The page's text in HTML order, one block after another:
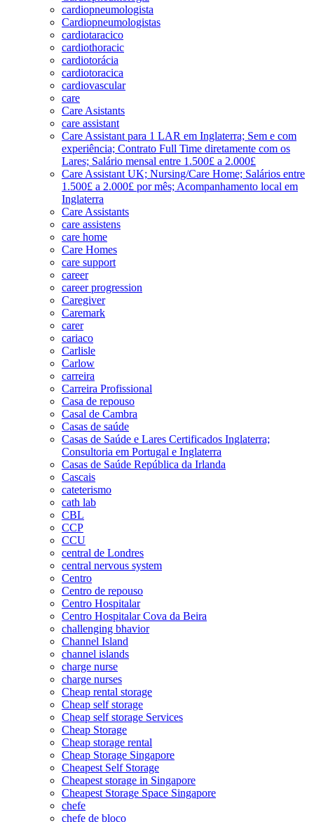
cardiopneumologista
Cardiopneumologistas
cardiotaracico
cardiothoracic
cardiotorácia
cardiotoracica
cardiovascular
care
Care Asistants
care assistant
Care Assistant para 1 LAR em Inglaterra; Sem e com
experiência; Contrato Full Time diretamente com os
Lares; Salário mensal entre 1.500£ a 2.000£
Care Assistant UK; Nursing/Care Home; Salários entre
1.500£ a 2.000£ por mês; Acompanhamento local em
Inglaterra
Care Assistants
care assistens
care home
Care Homes
care support
career
career progression
Caregiver
Caremark
carer
cariaco
Carlisle
Carlow
carreira
Carreira Profissional
Casa de repouso
Casal de Cambra
Casas de saúde
Casas de Saúde e Lares Certificados Inglaterra;
Consultoria em Portugal e Inglaterra
Casas de Saúde República da Irlanda
Cascais
cateterismo
cath lab
CBL
CCP
CCU
central de Londres
central nervous system
Centro
Centro de repouso
Centro Hospitalar
Centro Hospitalar Cova da Beira
challenging bhavior
Channel Island
channel islands
charge nurse
charge nurses
Cheap rental storage
Cheap self storage
Cheap self storage Services
Cheap Storage
Cheap storage rental
Cheap Storage Singapore
Cheapest Self Storage
Cheapest storage in Singapore
Cheapest Storage Space Singapore
chefe
chefe de bloco